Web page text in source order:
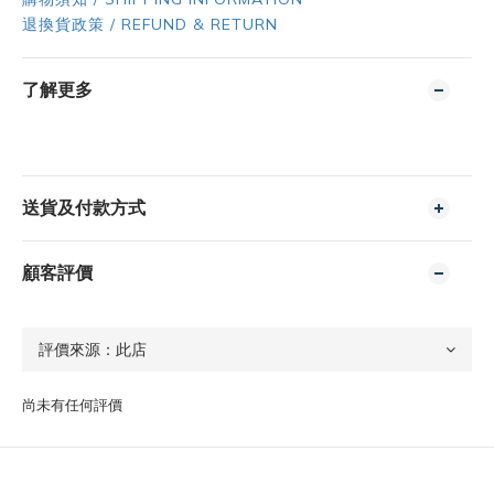
退換貨政策 / REFUND & RETURN
了解更多
送貨及付款方式
顧客評價
尚未有任何評價